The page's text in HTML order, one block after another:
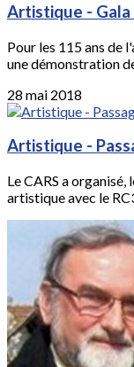
Artistique - Gala
Pour les 115 ans de
une démonstration de
28 mai 2018
Artistique -
Le CARS a
artistique avec le